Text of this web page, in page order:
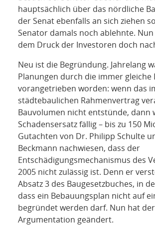
hauptsächlich über das nördliche
der Senat ebenfalls an sich ziehen
Senator damals noch ablehnte.
dem Druck der Investoren doch
Neu ist die Begründung. Jahrelang
Planungen durch die immer gleiche
vorangetrieben worden: wenn das
städtebaulichen Rahmenvertrag
Bauvolumen nicht entstünde, dann
Schadensersatz fällig – bis zu 150
Gutachten von Dr. Philipp Schulte
Beckmann nachwiesen, dass der
Entschädigungsmechanismus des
2005 nicht zulässig ist. Denn er
Absatz 3 des Baugesetzbuches, in
dass ein Bebauungsplan nicht auf
begründet werden darf. Nun hat
Argumentation geändert.